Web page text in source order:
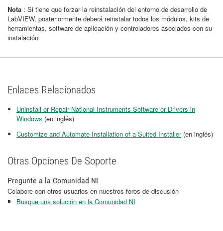
Nota : Si tiene que forzar la reinstalación del entorno de desarrollo de
LabVIEW, posteriormente deberá reinstalar todos los módulos, kits de
herramientas, software de aplicación y controladores asociados con su
instalación.
Enlaces Relacionados
Uninstall or Repair National Instruments Software or Drivers in
Windows (en inglés)
Customize and Automate Installation of a Suited Installer(en inglés)
Otras Opciones De Soporte
Pregunte a la Comunidad NI
Colabore con otros usuarios en nuestros foros de discusión
Busque una solución en la Comunidad NI